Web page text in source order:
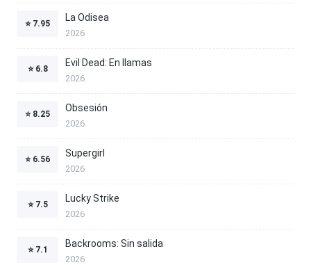
⭐ 7.95
La Odisea
2026
⭐ 6.8
Evil Dead: En llamas
2026
⭐ 8.25
Obsesión
2026
⭐ 6.56
Supergirl
2026
⭐ 7.5
Lucky Strike
2026
⭐ 7.1
Backrooms: Sin salida
2026